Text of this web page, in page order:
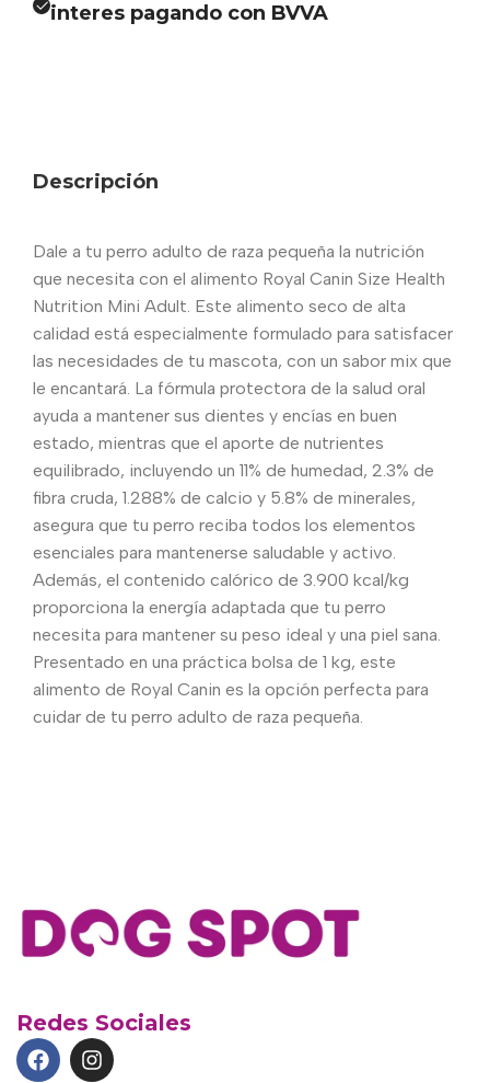
interes pagando con BVVA
Descripción
Dale a tu perro adulto de raza pequeña la nutrición
que necesita con el alimento Royal Canin Size Health
Nutrition Mini Adult. Este alimento seco de alta
calidad está especialmente formulado para satisfacer
las necesidades de tu mascota, con un sabor mix que
le encantará. La fórmula protectora de la salud oral
ayuda a mantener sus dientes y encías en buen
estado, mientras que el aporte de nutrientes
equilibrado, incluyendo un 11% de humedad, 2.3% de
fibra cruda, 1.288% de calcio y 5.8% de minerales,
asegura que tu perro reciba todos los elementos
esenciales para mantenerse saludable y activo.
Además, el contenido calórico de 3.900 kcal/kg
proporciona la energía adaptada que tu perro
necesita para mantener su peso ideal y una piel sana.
Presentado en una práctica bolsa de 1 kg, este
alimento de Royal Canin es la opción perfecta para
cuidar de tu perro adulto de raza pequeña.
Redes Sociales